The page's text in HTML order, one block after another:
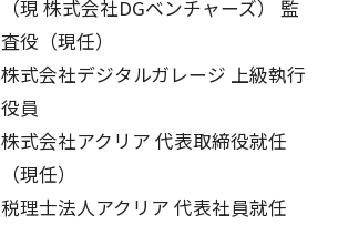
（現 株式会社DGベンチャーズ） 監
査役（現任）
株式会社デジタルガレージ 上級執行
役員
株式会社アクリア 代表取締役就任
（現任）
税理士法人アクリア 代表社員就任